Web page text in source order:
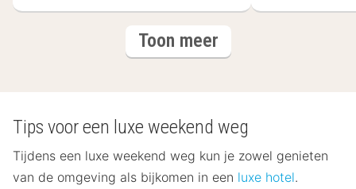
Toon meerhotels
Tips voor een luxe weekend weg
Tijdens een luxe weekend weg kun je zowel genieten
van de omgeving als bijkomen in een luxe hotel.